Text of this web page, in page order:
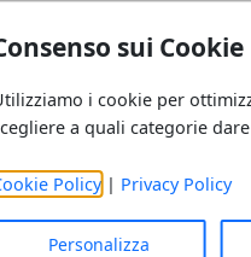
sui Cookie
i cookie per
a quali categorie
Policy| Privacy Policy
Personalizza
esistenti.